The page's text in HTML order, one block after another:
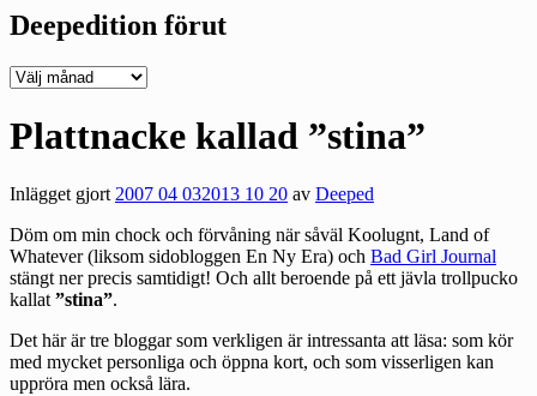
Deepedition förut
Deepedition
Plattnacke kallad ”stina”
Inlägget gjort2007 04 032013 10 20 av Deeped
Döm om min chock och förvåning när såväl Koolugnt, Land of
Whatever(liksom sidobloggen En Ny Era) och Bad Girl Journal
stängt ner precis samtidigt! Och allt beroende på ett jävla trollpucko
kallat”stina”.
Det här är tre bloggar som verkligen är intressanta att läsa: som kör
med mycket personliga och öppna kort, och som visserligen kan
uppröra men också lära.